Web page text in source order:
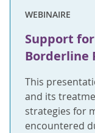
WEBINAIRE
Support
Borderline
This
and its
strategies for
encountered